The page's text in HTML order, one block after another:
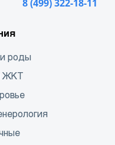
8 (499) 322-18-11
роды
ЖКТ